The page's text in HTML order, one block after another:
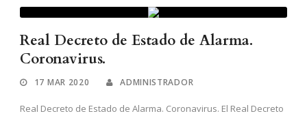
Real Decreto de Estado de Alarma.
Coronavirus.
17 MAR 2020 ADMINISTRADOR
Real Decreto de Estado de Alarma. Coronavirus. El Real Decreto